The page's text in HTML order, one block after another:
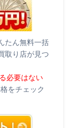
たん無料一括
取り店が見つ
必要はない
をチェック